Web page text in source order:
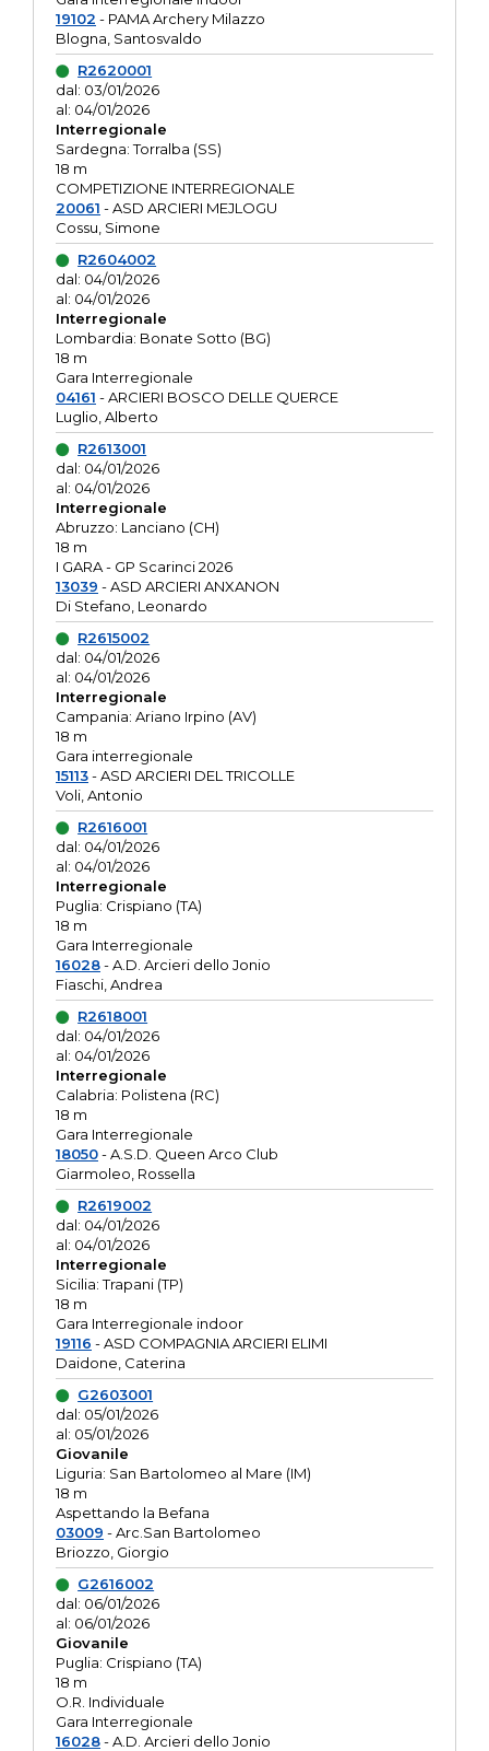
19102 - PAMA Archery Milazzo
Blogna, Santosvaldo
R2620001
dal: 03/01/2026
al: 04/01/2026
Interregionale
Sardegna: Torralba (SS)
18 m
COMPETIZIONE INTERREGIONALE
20061 - ASD ARCIERI MEJLOGU
Cossu, Simone
R2604002
dal: 04/01/2026
al: 04/01/2026
Interregionale
Lombardia: Bonate Sotto (BG)
18 m
Gara Interregionale
04161 - ARCIERI BOSCO DELLE QUERCE
Luglio, Alberto
R2613001
dal: 04/01/2026
al: 04/01/2026
Interregionale
Abruzzo: Lanciano (CH)
18 m
I GARA - GP Scarinci 2026
13039 - ASD ARCIERI ANXANON
Di Stefano, Leonardo
R2615002
dal: 04/01/2026
al: 04/01/2026
Interregionale
Campania: Ariano Irpino (AV)
18 m
Gara interregionale
15113- ASD ARCIERI DEL TRICOLLE
Voli, Antonio
R2616001
dal: 04/01/2026
al: 04/01/2026
Interregionale
Puglia: Crispiano (TA)
18 m
Gara Interregionale
16028- A.D. Arcieri dello Jonio
Fiaschi, Andrea
R2618001
dal: 04/01/2026
al: 04/01/2026
Interregionale
Calabria: Polistena (RC)
18 m
Gara Interregionale
18050- A.S.D. Queen Arco Club
Giarmoleo, Rossella
R2619002
dal: 04/01/2026
al: 04/01/2026
Interregionale
Sicilia: Trapani (TP)
18 m
Gara Interregionale indoor
19116 - ASD COMPAGNIA ARCIERI ELIMI
Daidone, Caterina
G2603001
dal: 05/01/2026
al: 05/01/2026
Giovanile
Liguria: San Bartolomeo al Mare (IM)
18 m
Aspettando la Befana
03009 - Arc.San Bartolomeo
Briozzo, Giorgio
G2616002
dal: 06/01/2026
al: 06/01/2026
Giovanile
Puglia: Crispiano (TA)
18 m
O.R. Individuale
Gara Interregionale
16028- A.D. Arcieri dello Jonio